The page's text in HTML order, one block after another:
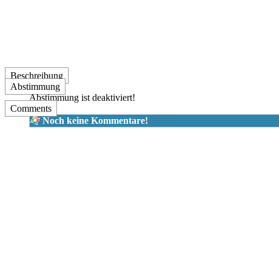
Beschreibung
Abstimmung
Abstimmung ist deaktiviert!
Comments
Noch keine Kommentare!